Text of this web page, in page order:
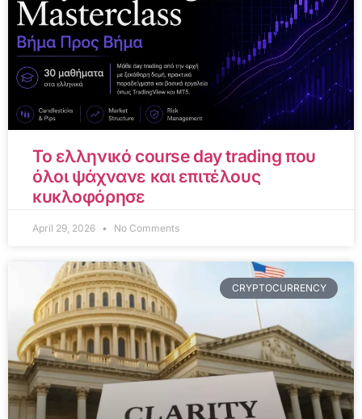
Το ελληνικό course day trading που
όλοι ψάχνανε και επιτέλους
κυκλοφόρησε
April 29, 2026 No Comments
CRYPTOCURRENCY